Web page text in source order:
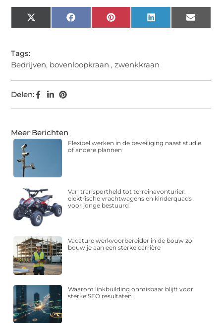
X
Facebook Pinterest LinkedIn Email
Tags:
Bedrijven, bovenloopkraan ,zwenkkraan
Delen:
Meer Berichten
Flexibel werken in de beveiliging naast studie
of andere plannen
Van transportheld tot terreinavonturier:
elektrische vrachtwagens en kinderquads
voor jonge bestuurd
Vacature werkvoorbereider in de bouw zo
bouw je aan een sterke carrière
Waarom linkbuilding onmisbaar blijft voor
sterke SEO resultaten